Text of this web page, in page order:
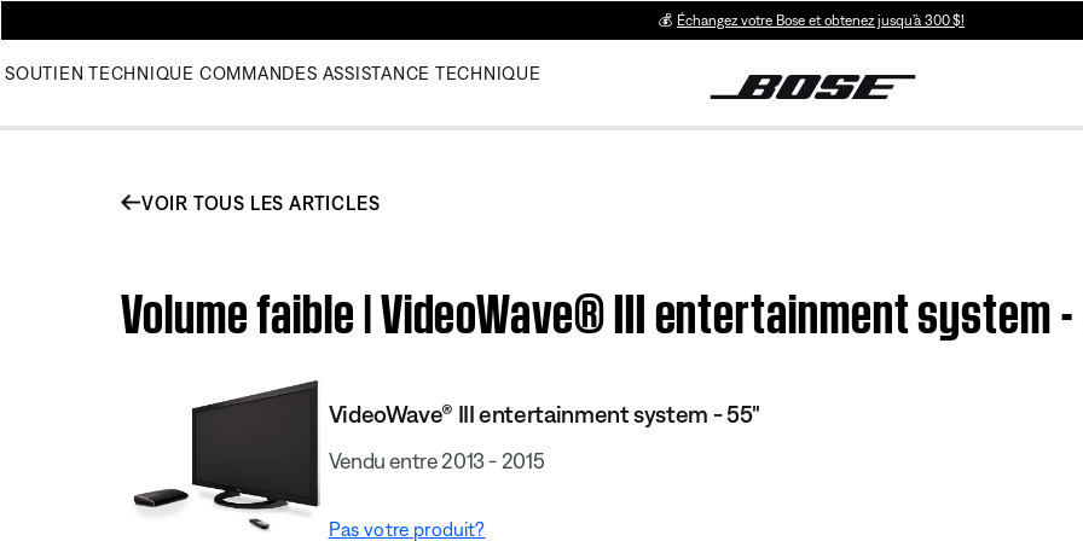
💰 Échangez votre Bose et obtenez jusqu’à 300 $!
SOUTIEN TECHNIQUE COMMANDES ASSISTANCE TECHNIQUE
VOIR TOUS LES ARTICLES
Volume faible | VideoWave® III entertainment system
VideoWave® III entertainment system - 55"
Vendu entre 2013 - 2015
Pas votre produit?